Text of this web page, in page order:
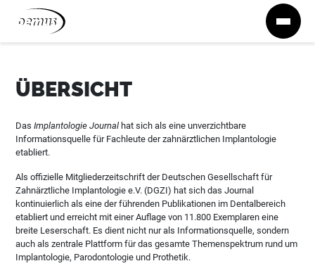
Zum Inhalt springen
ÜBERSICHT
DasImplantologie Journal hat sich als eine unverzichtbare
Informationsquelle für Fachleute der zahnärztlichen Implantologie
etabliert.
Als offizielle Mitgliederzeitschrift der Deutschen Gesellschaft für
Zahnärztliche Implantologie e.V. (DGZI) hat sich das Journal
kontinuierlich als eine der führenden Publikationen im Dentalbereich
etabliert und erreicht mit einer Auflage von 11.800 Exemplaren eine
breite Leserschaft. Es dient nicht nur als Informationsquelle, sondern
auch als zentrale Plattform für das gesamte Themenspektrum rund um
Implantologie, Parodontologie und Prothetik.